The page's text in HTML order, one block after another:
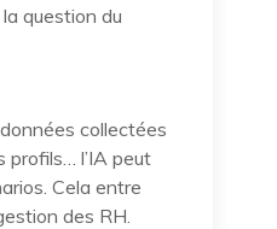
question du
collectées
profils… l’IA peut
Cela entre
des RH.